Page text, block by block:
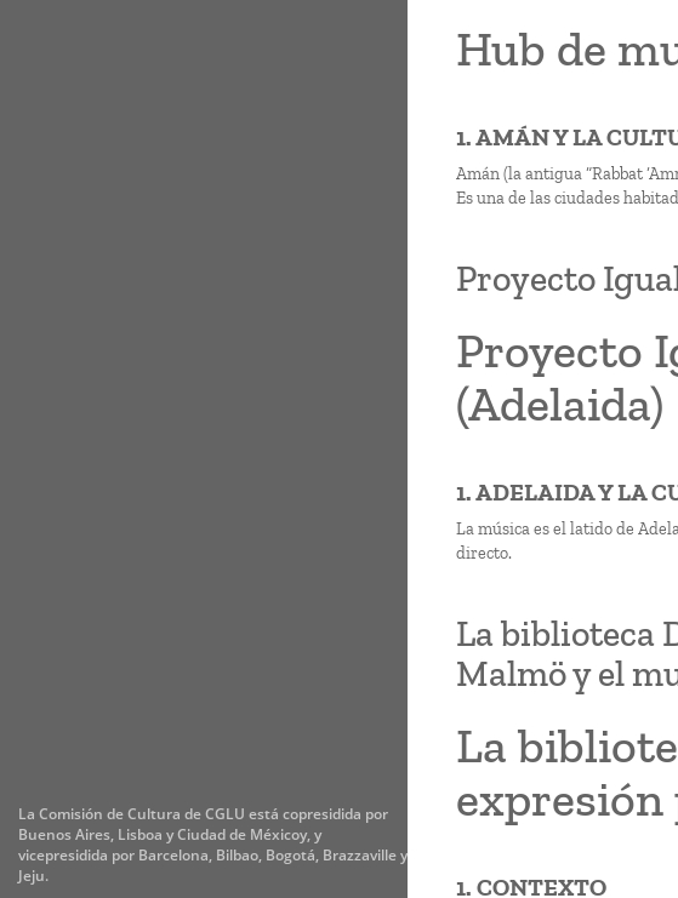
La Comisión de Cultura de CGLU está copresidida por
Buenos Aires, Lisboa y Ciudad de Méxicoy, y
vicepresidida por Barcelona, Bilbao, Bogotá, Brazzaville y
Jeju.
Hub de
1. AMÁN Y LA
Amán (la antigua “Rabbat
Es una de las ciudades
Proyecto
Proyecto
(Adelaida)
1. ADELAIDA Y LA
La música es el latido de
directo.
La biblioteca
Malmö y el
La
1. CONTEXTO